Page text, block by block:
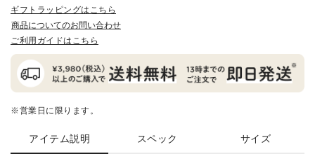
ギフトラッピングはこちら
商品についてのお問い合わせ
ご利用ガイドはこちら
※営業日に限ります。
アイテム説明 スペック サイズ